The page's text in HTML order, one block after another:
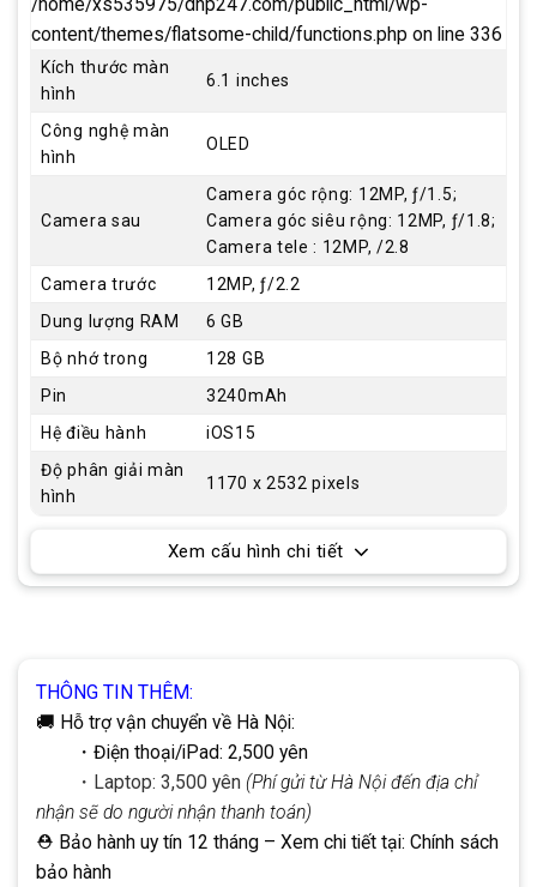
THÔNG TIN THÊM:
🚚 Hỗ trợ vận chuyển về Hà Nội:
・Điện thoại/iPad: 2,500 yên
・Laptop: 3,500 yên (Phí gửi từ Hà Nội đến địa chỉ
nhận sẽ do người nhận thanh toán)
⛑ Bảo hành uy tín 12 tháng – Xem chi tiết tại: Chính sách
bảo hành
content/themes/flatsome-child/functions.php on line 336
Kích thước màn
hình
6.1 inches
Công nghệ màn
hình
OLED
Camera sau
Camera góc rộng: 12MP, ƒ/1.5;
Camera góc siêu rộng: 12MP, ƒ/1.8;
Camera tele : 12MP, /2.8
Camera trước
12MP, ƒ/2.2
Dung lượng RAM
6 GB
Bộ nhớ trong
128 GB
Pin
3240mAh
Hệ điều hành
iOS15
Độ phân giải màn
hình
1170 x 2532 pixels
Xem cấu hình chi tiết